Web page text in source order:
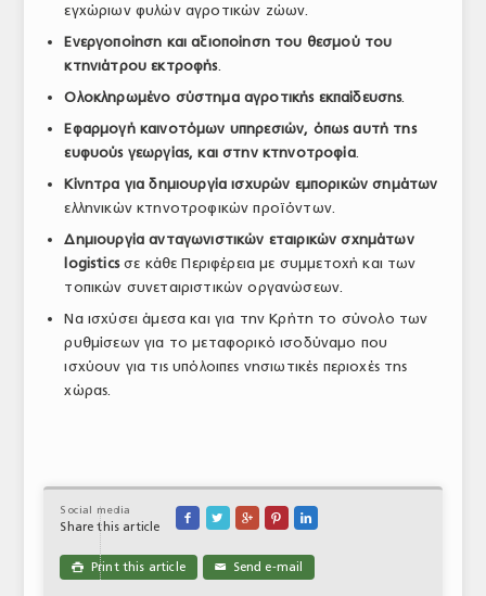
εγχώριων φυλών αγροτικών ζώων.
Ενεργοποίηση και αξιοποίηση του θεσμού του
κτηνιάτρου εκτροφής.
Ολοκληρωμένο σύστημα αγροτικής εκπαίδευσης.
Εφαρμογή καινοτόμων υπηρεσιών, όπως αυτή της
ευφυούς γεωργίας, και στην κτηνοτροφία.
Κίνητρα για δημιουργία ισχυρών εμπορικών σημάτων
ελληνικών κτηνοτροφικών προϊόντων.
Δημιουργία ανταγωνιστικών εταιρικών σχημάτων
logisticsσε κάθε Περιφέρεια με συμμετοχή και των
τοπικών συνεταιριστικών οργανώσεων.
Να ισχύσει άμεσα και για την Κρήτη το σύνολο των
ρυθμίσεων για το μεταφορικό ισοδύναμο που
ισχύουν για τις υπόλοιπες νησιωτικές περιοχές της
χώρας.
Social media
Share this article
    
 Print this article ✉ Send e-mail